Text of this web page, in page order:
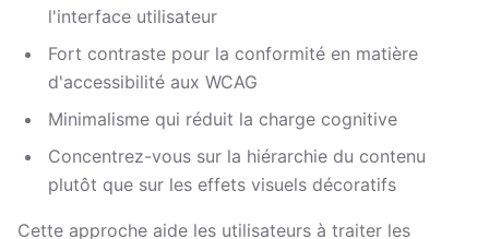
l'interface utilisateur
Fort contraste pour la conformité en matière
d'accessibilité aux WCAG
Minimalisme qui réduit la charge cognitive
Concentrez-vous sur la hiérarchie du contenu
plutôt que sur les effets visuels décoratifs
Cette approche aide les utilisateurs à traiter les